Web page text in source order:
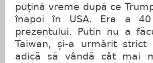
puțină vreme după ce
înapoi în USA. Era a
prezentului. Putin nu a
Taiwan, și-a urmărit
adică să vândă cât mai